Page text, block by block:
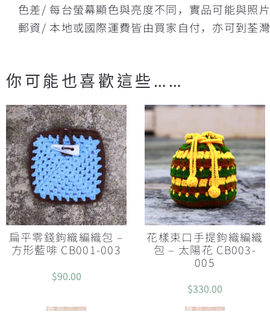
色差/ 每台螢幕顯色與亮度不同，實品可能與照
郵資/ 本地或國際運費皆由買家自付，亦可到荃
你可能也喜歡這些……
扁平零錢鉤織編織包 –
方形藍啡 CB001-003
$90.00
查看內容
花樣束口手提鉤織編織
包 – 太陽花 CB003-
005
$330.00
查看內容